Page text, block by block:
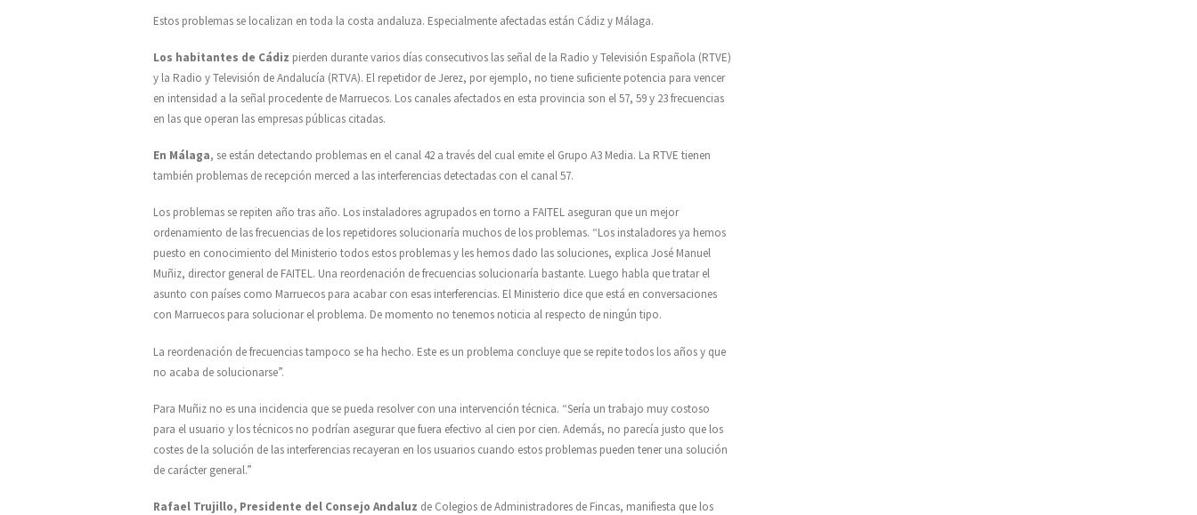
Estos problemas se localizan en toda la costa andaluza. Especialmente afectadas están Cádiz y Málaga.
Los habitantes de Cádiz pierden durante varios días consecutivos las señal de la Radio y Televisión Española (RTVE)
y la Radio y Televisión de Andalucía (RTVA). El repetidor de Jerez, por ejemplo, no tiene suficiente potencia para vencer
en intensidad a la señal procedente de Marruecos. Los canales afectados en esta provincia son el 57, 59 y 23 frecuencias
en las que operan las empresas públicas citadas.
En Málaga, se están detectando problemas en el canal 42 a través del cual emite el Grupo A3 Media. La RTVE tienen
también problemas de recepción merced a las interferencias detectadas con el canal 57.
Los problemas se repiten año tras año. Los instaladores agrupados en torno a FAITEL aseguran que un mejor
ordenamiento de las frecuencias de los repetidores solucionaría muchos de los problemas. “Los instaladores ya hemos
puesto en conocimiento del Ministerio todos estos problemas y les hemos dado las soluciones, explica José Manuel
Muñiz, director general de FAITEL. Una reordenación de frecuencias solucionaría bastante. Luego habla que tratar el
asunto con países como Marruecos para acabar con esas interferencias. El Ministerio dice que está en conversaciones
con Marruecos para solucionar el problema. De momento no tenemos noticia al respecto de ningún tipo.
La reordenación de frecuencias tampoco se ha hecho. Este es un problema concluye que se repite todos los años y que
no acaba de solucionarse”.
Para Muñiz no es una incidencia que se pueda resolver con una intervención técnica. “Sería un trabajo muy costoso
para el usuario y los técnicos no podrían asegurar que fuera efectivo al cien por cien. Además, no parecía justo que los
costes de la solución de las interferencias recayeran en los usuarios cuando estos problemas pueden tener una solución
de carácter general.”
Rafael Trujillo, Presidente del Consejo Andaluz de Colegios de Administradores de Fincas, manifiesta que los